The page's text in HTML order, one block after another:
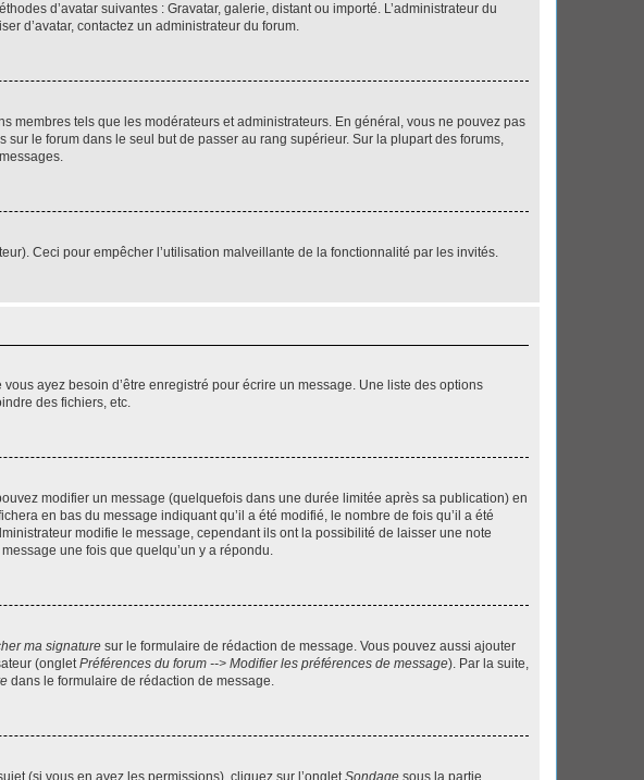
d’avatar suivantes : Gravatar, galerie, distant ou importé. L’administrateur du
d’avatar, contactez un administrateur du forum.
membres tels que les modérateurs et administrateurs. En général, vous ne pouvez pas
le forum dans le seul but de passer au rang supérieur. Sur la plupart des forums,
Ceci pour empêcher l’utilisation malveillante de la fonctionnalité par les invités.
ayez besoin d’être enregistré pour écrire un message. Une liste des options
des fichiers, etc.
modifier un message (quelquefois dans une durée limitée après sa publication) en
en bas du message indiquant qu’il a été modifié, le nombre de fois qu’il a été
modifie le message, cependant ils ont la possibilité de laisser une note
une fois que quelqu’un y a répondu.
ma signature sur le formulaire de rédaction de message. Vous pouvez aussi ajouter
(ongletPréférences du forum --> Modifier les préférences de message). Par la suite,
dans le formulaire de rédaction de message.
(si vous en avez les permissions), cliquez sur l’onglet Sondage sous la partie